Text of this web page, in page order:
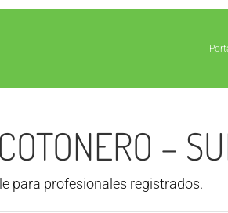
–
para profesionales registrados.